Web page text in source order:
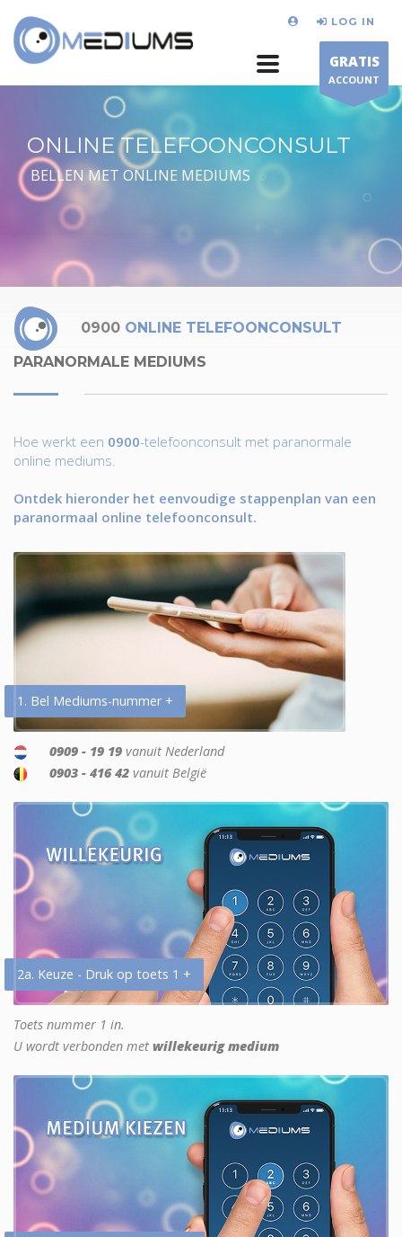
LOG IN
GRATIS
ACCOUNT
ONLINE TELEFOONCONSULT
BELLEN MET ONLINE MEDIUMS
0900 ONLINE TELEFOONCONSULT
PARANORMALE MEDIUMS
Hoe werkt een 0900-telefoonconsult met paranormale
online mediums.
Ontdek hieronder het eenvoudige stappenplan van een
paranormaal online telefoonconsult.
1. Bel Mediums-nummer +
0909 - 19 19 vanuit Nederland
0903 - 416 42 vanuit België
2a. Keuze - Druk op toets 1 +
Toets nummer 1 in.
U wordt verbonden met willekeurig medium